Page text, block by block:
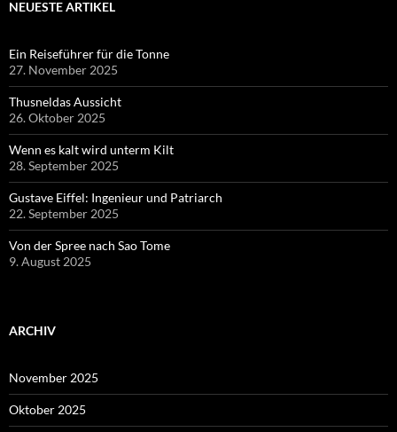
NEUESTE ARTIKEL
Ein Reiseführer für die Tonne
27. November 2025
Thusneldas Aussicht
26. Oktober 2025
Wenn es kalt wird unterm Kilt
28. September 2025
Gustave Eiffel: Ingenieur und Patriarch
22. September 2025
Von der Spree nach Sao Tome
9. August 2025
ARCHIV
November 2025
Oktober 2025